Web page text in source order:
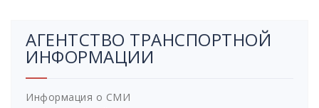
АГЕНТСТВО ТРАНСПОРТНОЙ
ИНФОРМАЦИИ
Информация о СМИ